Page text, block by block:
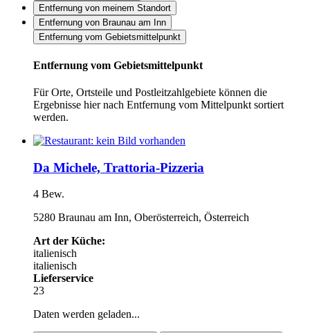
Entfernung von meinem Standort
Entfernung von Braunau am Inn
Entfernung vom Gebietsmittelpunkt
Entfernung vom Gebietsmittelpunkt
Für Orte, Ortsteile und Postleitzahlgebiete können die
Ergebnisse hier nach Entfernung vom Mittelpunkt sortiert
werden.
Da Michele, Trattoria-Pizzeria
4 Bew.
5280 Braunau am Inn, Oberösterreich, Österreich
Art der Küche:
italienisch
italienisch
Lieferservice
23
Daten werden geladen...